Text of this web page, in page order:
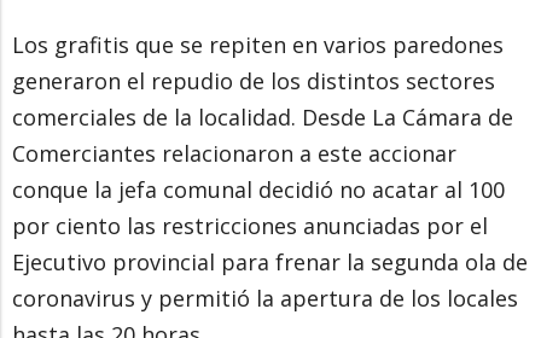
Los grafitis que se repiten en varios paredones
generaron el repudio de los distintos sectores
comerciales de la localidad. Desde La Cámara de
Comerciantes relacionaron a este accionar
conque la jefa comunal decidió no acatar al 100
por ciento las restricciones anunciadas por el
Ejecutivo provincial para frenar la segunda ola de
coronavirus y permitió la apertura de los locales